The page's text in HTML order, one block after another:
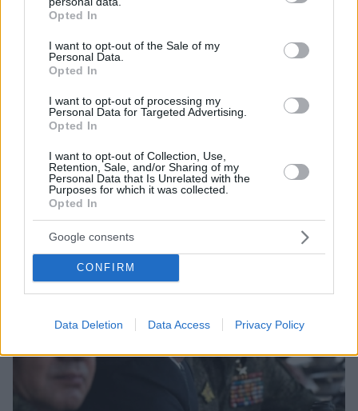
grant or deny consent to Google and its third-party tags to
use your data for below specified purposes in below Google
consent section.
Opted In
I want to opt-out of the Sale of my
Personal Data.
Opted In
I want to opt-out of processing my
Personal Data for Targeted Advertising.
Opted In
I want to opt-out of Collection, Use,
Retention, Sale, and/or Sharing of my
Personal Data that Is Unrelated with the
Purposes for which it was collected.
Opted In
Google consents
CONFIRM
Data Deletion Data Access Privacy Policy
Σχετικά Άρθρα
Ακολουθήστε το protothema.gr στο Google News
και μάθετε πρώτοι όλες τις ειδήσεις
Δείτε όλες τις τελευταίεςΕιδήσεις
από την Ελλάδα
και τον Κόσμο, τη στιγμή που συμβαίνουν, στο
Protothema.gr